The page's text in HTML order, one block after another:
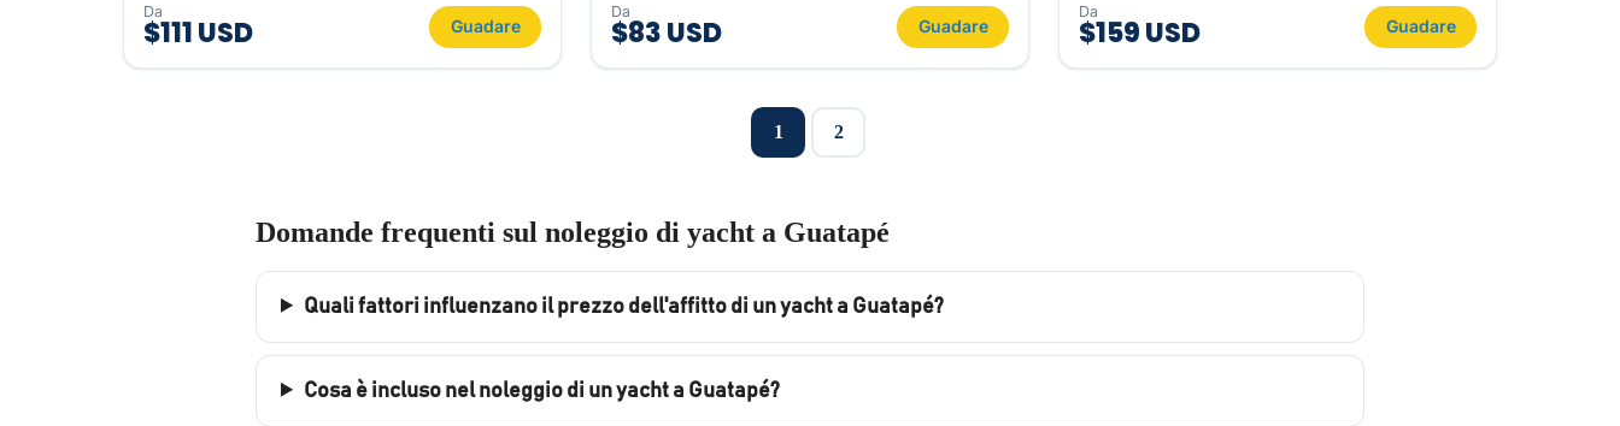
Da
$111 USD Guadare
Da
$83 USD Guadare
Da
$159 USD Guadare
1 2
Domande frequenti sul noleggio di yacht a Guatapé
Quali fattori influenzano il prezzo dell'affitto di un yacht a Guatapé?
Cosa è incluso nel noleggio di un yacht a Guatapé?